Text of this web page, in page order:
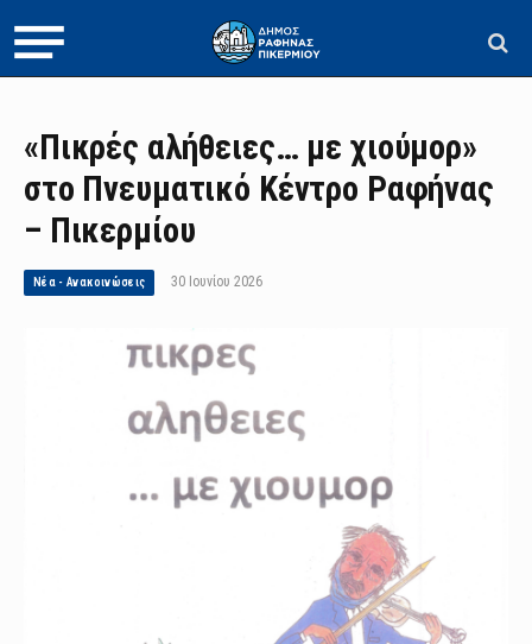
«Πικρές αλήθειες… με χιούμορ»
στο Πνευματικό Κέντρο Ραφήνας
– Πικερμίου
Νέα - Ανακοινώσεις 30 Ιουνίου 2026